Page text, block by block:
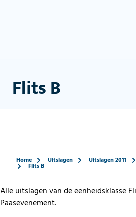
Flits B
Home Uitslagen Uitslagen 2011
Flits B
Alle uitslagen van de eenheidsklasse
Paasevenement.